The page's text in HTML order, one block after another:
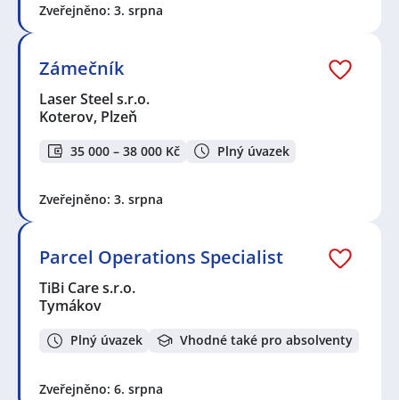
Zveřejněno: 3. srpna
Zámečník
Laser Steel s.r.o.
Koterov, Plzeň
35 000 – 38 000 Kč Plný úvazek
Zveřejněno: 3. srpna
Parcel Operations Specialist
TiBi Care s.r.o.
Tymákov
Plný úvazek Vhodné také pro absolventy
Zveřejněno: 6. srpna